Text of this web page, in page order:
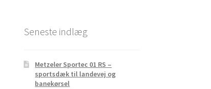
Seneste indlæg
Metzeler Sportec 01 RS –
sportsdæk til landevej og
banekørsel